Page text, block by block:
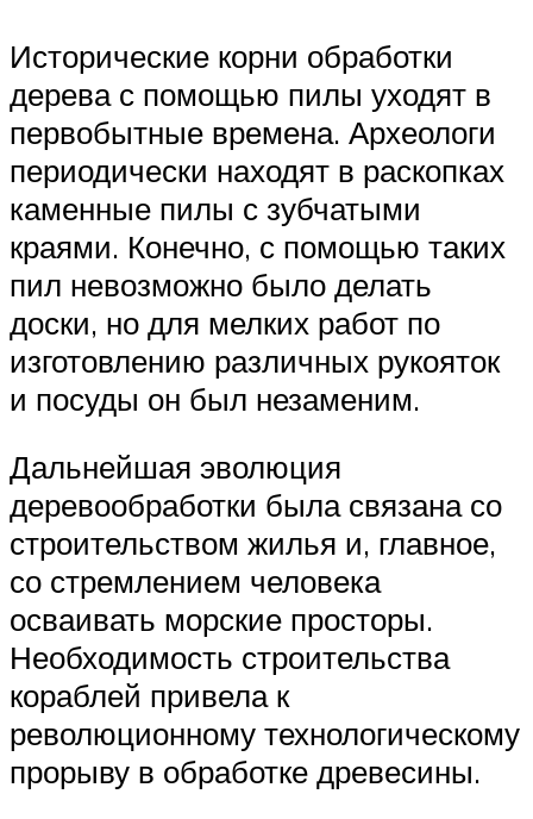
Исторические корни обработки
дерева с помощью пилы уходят в
первобытные времена. Археологи
периодически находят в раскопках
каменные пилы с зубчатыми
краями. Конечно, с помощью таких
пил невозможно было делать
доски, но для мелких работ по
изготовлению различных рукояток
и посуды он был незаменим.
Дальнейшая эволюция
деревообработки была связана со
строительством жилья и, главное,
со стремлением человека
осваивать морские просторы.
Необходимость строительства
кораблей привела к
революционному технологическому
прорыву в обработке древесины.